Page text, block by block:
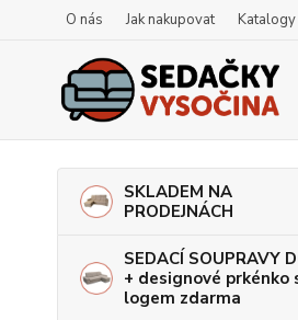
O nás Jak nakupovat Katalogy
SKLADEM NA
PRODEJNÁCH
SEDACÍ SOUPRAVY
+ designové prkénko
logem zdarma